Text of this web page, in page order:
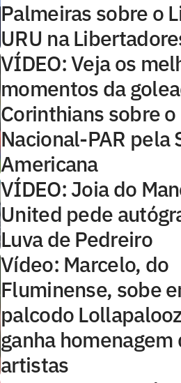
Palmeiras sobre o
URU na
VÍDEO: Veja os
momentos da
Corinthians sobre o
Nacional-PAR pela
Americana
VÍDEO: Joia do
United pede
Luva de Pedreiro
Vídeo: Marcelo, do
Fluminense, sobe
palcodo
ganha homenagem
artistas